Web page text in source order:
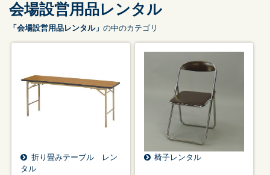
会場設営用品レンタル
「会場設営用品レンタル」 の中のカテゴリ
折り畳みテーブル レン
タル
椅子レンタル